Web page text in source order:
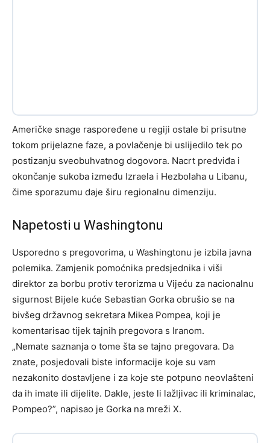
Američke snage raspoređene u regiji ostale bi prisutne
tokom prijelazne faze, a povlačenje bi uslijedilo tek po
postizanju sveobuhvatnog dogovora. Nacrt predviđa i
okončanje sukoba između Izraela i Hezbolaha u Libanu,
čime sporazumu daje širu regionalnu dimenziju.
Napetosti u Washingtonu
Usporedno s pregovorima, u Washingtonu je izbila javna
polemika. Zamjenik pomoćnika predsjednika i viši
direktor za borbu protiv terorizma u Vijeću za nacionalnu
sigurnost Bijele kuće Sebastian Gorka obrušio se na
bivšeg državnog sekretara Mikea Pompea, koji je
komentarisao tijek tajnih pregovora s Iranom.
„Nemate saznanja o tome šta se tajno pregovara. Da
znate, posjedovali biste informacije koje su vam
nezakonito dostavljene i za koje ste potpuno neovlašteni
da ih imate ili dijelite. Dakle, jeste li lažljivac ili kriminalac,
Pompeo?”, napisao je Gorka na mreži X.